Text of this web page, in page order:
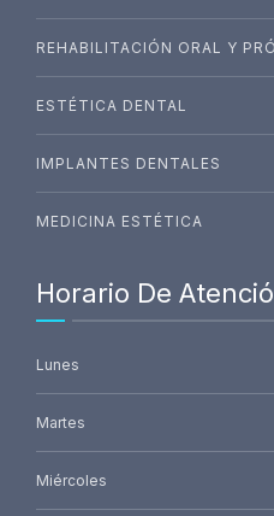
REHABILITACIÓN ORAL Y
ESTÉTICA DENTAL
IMPLANTES DENTALES
MEDICINA ESTÉTICA
Horario De
Lunes
Martes
Miércoles